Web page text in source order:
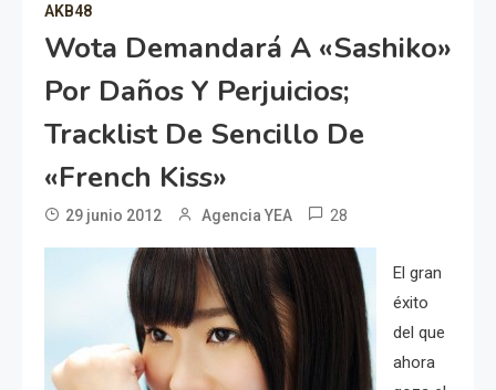
AKB48
Wota Demandará A «Sashiko»
Por Daños Y Perjuicios;
Tracklist De Sencillo De
«French Kiss»
29 junio 2012 Agencia YEA 28
El gran
éxito
del que
ahora